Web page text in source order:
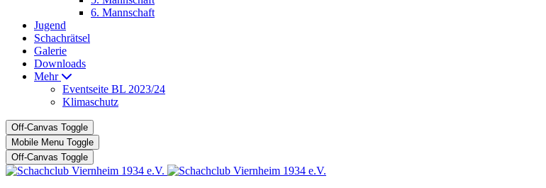
6. Mannschaft
Jugend
Schachrätsel
Galerie
Downloads
Mehr
Eventseite BL 2023/24
Klimaschutz
Off-Canvas Toggle
Mobile Menu Toggle
Off-Canvas Toggle